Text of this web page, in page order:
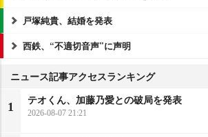
戸塚純貴、結婚を発表
西鉄、“不適切音声”に声明
ニュース記事アクセスランキング
1
テオくん、加藤乃愛との破局を発表
2026-08-07 21:21